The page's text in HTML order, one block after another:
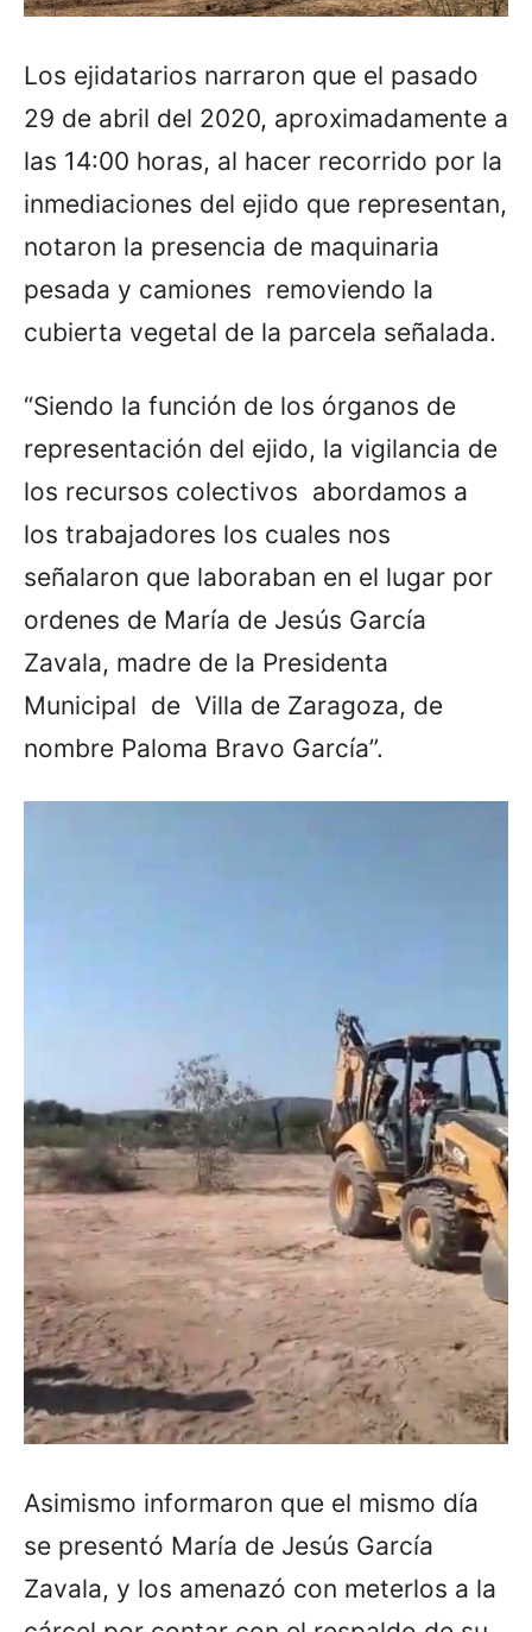
Los ejidatarios narraron que el pasado
29 de abril del 2020, aproximadamente a
las 14:00 horas, al hacer recorrido por la
inmediaciones del ejido que representan,
notaron la presencia de maquinaria
pesada y camiones removiendo la
cubierta vegetal de la parcela señalada.
“Siendo la función de los órganos de
representación del ejido, la vigilancia de
los recursos colectivos abordamos a
los trabajadores los cuales nos
señalaron que laboraban en el lugar por
ordenes de María de Jesús García
Zavala, madre de la Presidenta
Municipal de Villa de Zaragoza, de
nombre Paloma Bravo García”.
Asimismo informaron que el mismo día
se presentó María de Jesús García
Zavala, y los amenazó con meterlos a la